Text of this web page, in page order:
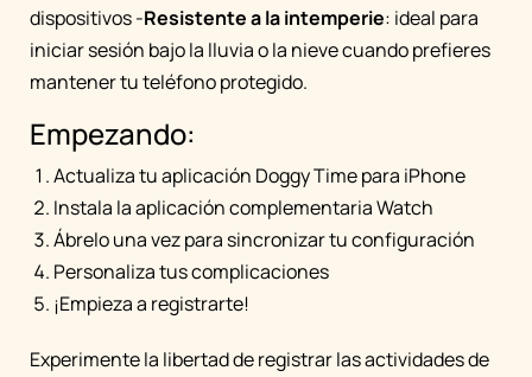
dispositivos -Resistente a la intemperie: ideal para
iniciar sesión bajo la lluvia o la nieve cuando prefieres
mantener tu teléfono protegido.
Empezando:
Actualiza tu aplicación Doggy Time para iPhone
Instala la aplicación complementaria Watch
Ábrelo una vez para sincronizar tu configuración
Personaliza tus complicaciones
¡Empieza a registrarte!
Experimente la libertad de registrar las actividades de